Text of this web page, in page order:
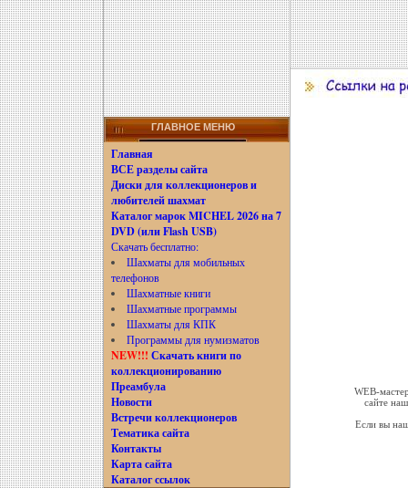
ГЛАВНОЕ МЕНЮ
Главная
ВСЕ разделы сайта
Диски для коллекционеров и
любителей шахмат
Каталог марок MICHEL 2026 на 7
DVD (или Flash USB)
Скачать бесплатно:
Шахматы для мобильных
телефонов
Шахматные книги
Шахматные программы
Шахматы для КПК
Программы для нумизматов
NEW!!! Скачать книги по
коллекционированию
Преамбула
Новости
Встречи коллекционеров
Тематика сайта
Контакты
Карта сайта
Каталог ссылок
WEB-
сайте
Если вы